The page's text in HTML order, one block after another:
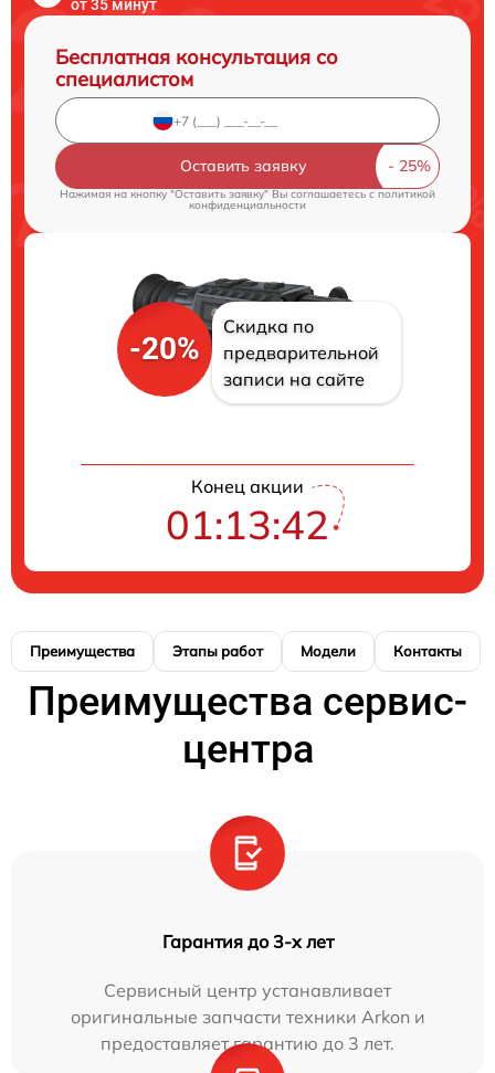
от 35 минут
Бесплатная консультация со
специалистом
Оставить заявку
Нажимая на кнопку "Оставить заявку" Вы соглашаетесь c политикой
конфиденциальности
-20%
Скидка по
предварительной
записи на сайте
Конец акции
01:13:41
Преимущества Этапы работ Модели Контакты
Преимущества сервис-
центра
Гарантия до 3-х лет
Сервисный центр устанавливает
оригинальные запчасти техники Arkon и
предоставляет гарантию до 3 лет.